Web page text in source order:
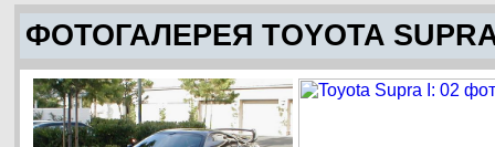
ФОТОГАЛЕРЕЯ TOYOTA